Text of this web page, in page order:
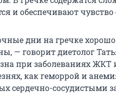
и обеспечивают
дни на гречке
— говорит диетолог
при заболеваниях ЖКТ
как геморрой и
сердечно-сосудистыми